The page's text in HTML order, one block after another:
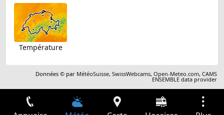
Température
Données © par MétéoSuisse,SwissWebcams,Open-Meteo.com,CAMS
ENSEMBLE data provider